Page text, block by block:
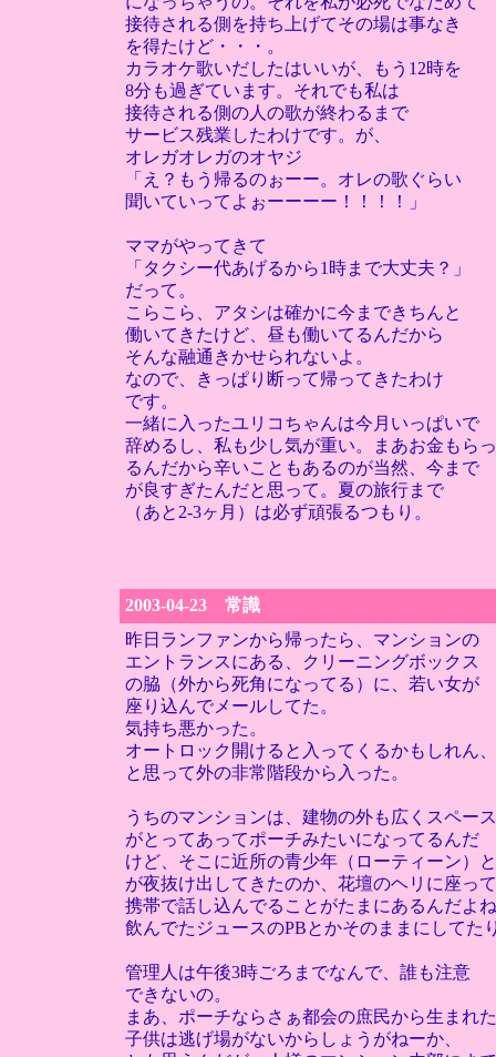
接待される側を持ち上げてその場は事なき
を得たけど・・・。
カラオケ歌いだしたはいいが、もう12時を
8分も過ぎています。それでも私は
接待される側の人の歌が終わるまで
サービス残業したわけです。が、
オレガオレガのオヤジ
「え？もう帰るのぉーー。オレの歌ぐらい
聞いていってよぉーーーー！！！！」
ママがやってきて
「タクシー代あげるから1時まで大丈夫？」
だって。
こらこら、アタシは確かに今まできちんと
働いてきたけど、昼も働いてるんだから
そんな融通きかせられないよ。
なので、きっぱり断って帰ってきたわけ
です。
一緒に入ったユリコちゃんは今月いっぱいで
辞めるし、私も少し気が重い。まあお金もら
るんだから辛いこともあるのが当然、今まで
が良すぎたんだと思って。夏の旅行まで
（あと2-3ヶ月）は必ず頑張るつもり。
2003-04-23 常識
昨日ランファンから帰ったら、マンションの
エントランスにある、クリーニングボックス
の脇（外から死角になってる）に、若い女が
座り込んでメールしてた。
気持ち悪かった。
オートロック開けると入ってくるかもしれん、
と思って外の非常階段から入った。
うちのマンションは、建物の外も広くスペース
がとってあってポーチみたいになってるんだ
けど、そこに近所の青少年（ローティーン）
が夜抜け出してきたのか、花壇のヘリに座って
携帯で話し込んでることがたまにあるんだよ
飲んでたジュースのPBとかそのままにしてた
管理人は午後3時ごろまでなんで、誰も注意
できないの。
まあ、ポーチならさぁ都会の庶民から生まれた
子供は逃げ場がないからしょうがねーか、